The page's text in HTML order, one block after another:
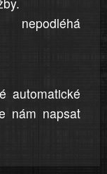
automatické
nám napsat